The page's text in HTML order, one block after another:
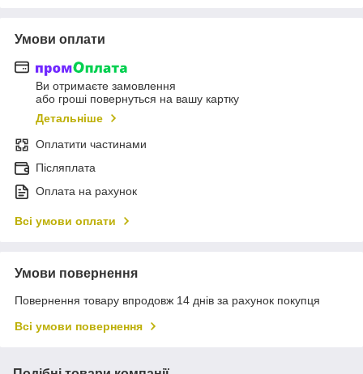
Умови оплати
Ви отримаєте замовлення
або гроші повернуться на вашу картку
Детальніше
Оплатити частинами
Післяплата
Оплата на рахунок
Всі умови оплати
Умови повернення
Повернення товару впродовж 14 днів за рахунок покупця
Всі умови повернення